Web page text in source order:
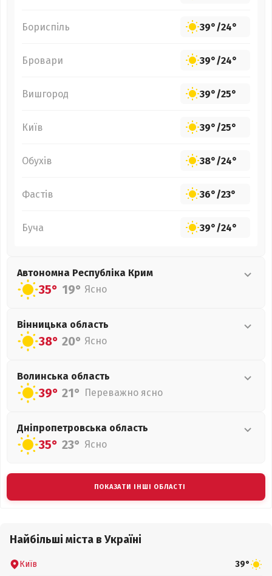
Бориспіль 39°/24°
Бровари 39°/24°
Вишгород 39°/25°
Київ 39°/25°
Обухів 38°/24°
Фастів 36°/23°
Буча 39°/24°
Автономна Республіка Крим
35° 19° Ясно
Вінницька область
38° 20° Ясно
Волинська область
39° 21° Переважно ясно
Дніпропетровська область
35° 23° Ясно
ПОКАЗАТИ ІНШІ ОБЛАСТІ
Найбільші міста в Україні
Київ 39°